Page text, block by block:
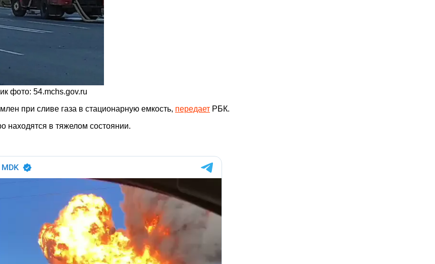
фото: 54.mchs.gov.ru
при сливе газа в стационарную емкость, передает РБК.
находятся в тяжелом состоянии.